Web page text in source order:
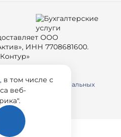
ООО
ИНН 7708681600.
сайта
на обработку персональных
, в том числе с
веб-